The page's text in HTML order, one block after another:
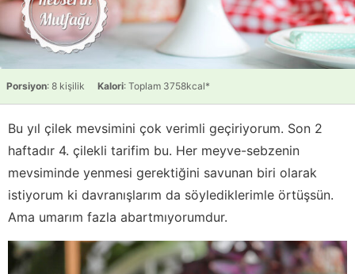
Porsiyon: 8 kişilik Kalori: Toplam 3758kcal*
Bu yıl çilek mevsimini çok verimli geçiriyorum. Son 2
haftadır 4. çilekli tarifim bu. Her meyve-sebzenin
mevsiminde yenmesi gerektiğini savunan biri olarak
istiyorum ki davranışlarım da söylediklerimle örtüşsün.
Ama umarım fazla abartmıyorumdur.